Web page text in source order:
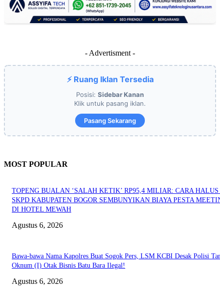
- Advertisment -
⚡ Ruang Iklan Tersedia
Posisi: Sidebar Kanan
Klik untuk pasang iklan.
Pasang Sekarang
MOST POPULAR
TOPENG BUALAN ‘SALAH KETIK’ RP95,4 MILIAR: CARA HALUS
SKPD KABUPATEN BOGOR SEMBUNYIKAN BIAYA PESTA
DI HOTEL MEWAH
Agustus 6, 2026
Bawa-bawa Nama Kapolres Buat Sogok Pers, LSM KCBI Desak Polisi
Oknum (I) Otak Bisnis Batu Bara Ilegal!
Agustus 6, 2026